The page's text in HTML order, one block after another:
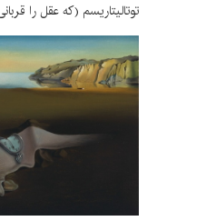
توتالیتاریسم (که عقل را